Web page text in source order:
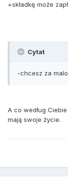
+składkę może
Cytat
-chcesz za
A co według
mają swoje życie.